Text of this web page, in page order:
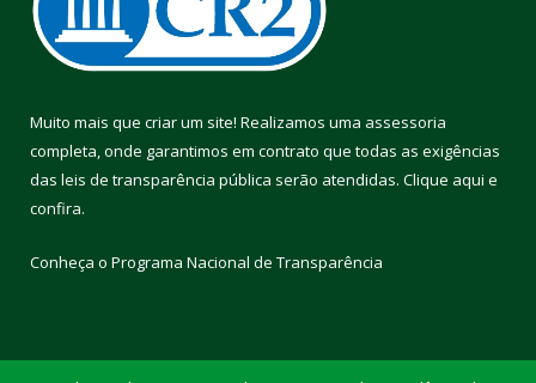
Muito mais que criar um site! Realizamos uma assessoria
completa, onde garantimos em contrato que todas as exigências
das leis de transparência pública serão atendidas. Clique aqui e
confira.
Conheça o Programa Nacional de Transparência